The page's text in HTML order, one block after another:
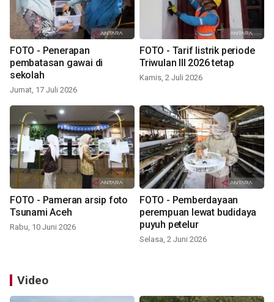
FOTO - Penerapan
pembatasan gawai di
sekolah
Jumat, 17 Juli 2026
FOTO - Tarif listrik periode
Triwulan III 2026 tetap
Kamis, 2 Juli 2026
FOTO - Pameran arsip foto
Tsunami Aceh
Rabu, 10 Juni 2026
FOTO - Pemberdayaan
perempuan lewat budidaya
puyuh petelur
Selasa, 2 Juni 2026
Video